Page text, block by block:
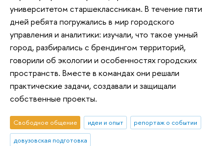
университетом старшеклассникам. В течение пяти
дней ребята погружались в мир городского
управления и аналитики: изучали, что такое умный
город, разбирались с брендингом территорий,
говорили об экологии и особенностях городских
пространств. Вместе в командах они решали
практические задачи, создавали и защищали
собственные проекты.
Свободное общение идеи и опыт
репортаж о событии
довузовская подготовка